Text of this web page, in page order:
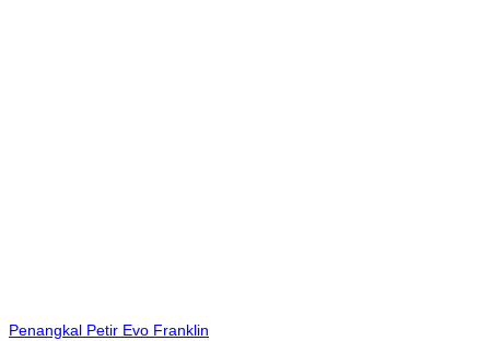
Penangkal Petir Evo Franklin